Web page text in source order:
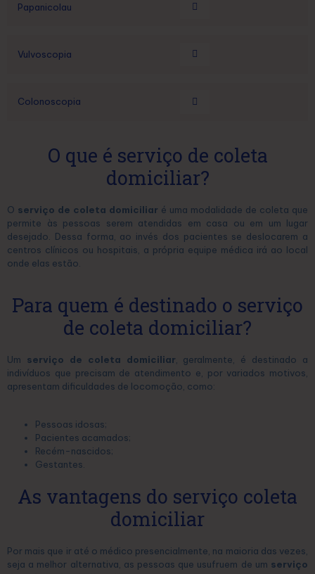
Papanicolau
Vulvoscopia
Colonoscopia
O que é serviço de coleta
domiciliar?
O serviço de coleta domiciliar é uma modalidade de coleta que
permite às pessoas serem atendidas em casa ou em um lugar
desejado. Dessa forma, ao invés dos pacientes se deslocarem a
centros clínicos ou hospitais, a própria equipe médica irá ao local
onde elas estão.
Para quem é destinado o serviço
de coleta domiciliar?
Um serviço de coleta domiciliar, geralmente, é destinado a
indivíduos que precisam de atendimento e, por variados motivos,
apresentam dificuldades de locomoção, como:
Pessoas idosas;
Pacientes acamados;
Recém-nascidos;
Gestantes.
As vantagens do serviço coleta
domiciliar
Por mais que ir até o médico presencialmente, na maioria das vezes,
seja a melhor alternativa, as pessoas que usufruem de um serviço